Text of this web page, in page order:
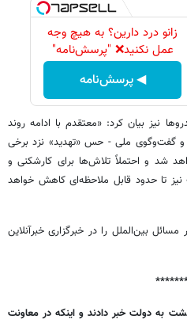
زانو درد دارین؟ به هیچ وجه
عمل نکنید❌ "پرسش‌نامه"
◀ پرسش‌نامه
نیز بیان کرد: «معتقدم با ادامه روند
گفت‌وگوی ملی - حس «تهدید» نزد برخی
شد و احتملاً تلاش‌ها برای کارشکنی و
تا حدود قابل ملاحظه‌ای کاهش خواهد
بین‌الملل را در خبرگزاری خبرآنلاین
به دولت خبر دادند و اینکه در معاونت